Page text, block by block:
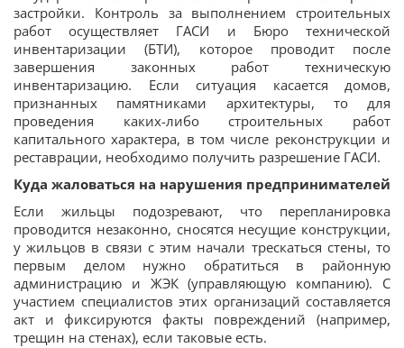
застройки. Контроль за выполнением строительных
работ осуществляет ГАСИ и Бюро технической
инвентаризации (БТИ), которое проводит после
завершения законных работ техническую
инвентаризацию. Если ситуация касается домов,
признанных памятниками архитектуры, то для
проведения каких-либо строительных работ
капитального характера, в том числе реконструкции и
реставрации, необходимо получить разрешение ГАСИ.
Куда жаловаться на нарушения предпринимателей
Если жильцы подозревают, что перепланировка
проводится незаконно, сносятся несущие конструкции,
у жильцов в связи с этим начали трескаться стены, то
первым делом нужно обратиться в районную
администрацию и ЖЭК (управляющую компанию). С
участием специалистов этих организаций составляется
акт и фиксируются факты повреждений (например,
трещин на стенах), если таковые есть.